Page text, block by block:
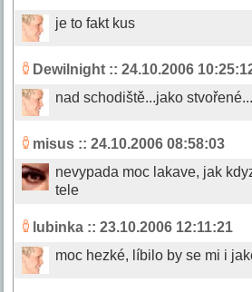
je to fakt kus
Dewilnight :: 24.10.2006
nad schodiště...jako
misus :: 24.10.2006 08:58:03
nevypada moc lakave, jak
tele
lubinka :: 23.10.2006 12:11:21
moc hezké, líbilo by se mi i